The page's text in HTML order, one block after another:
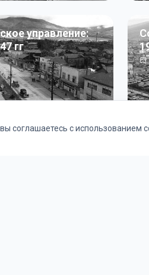
управление:
гг
соглашаетесь с использованием